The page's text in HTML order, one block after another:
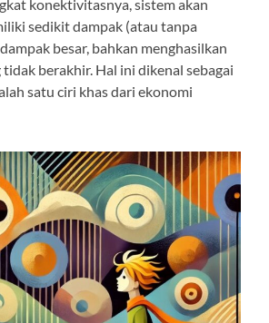
konektivitasnya, sistem akan
sedikit dampak (atau tanpa
besar, bahkan menghasilkan
berakhir. Hal ini dikenal sebagai
satu ciri khas dari ekonomi